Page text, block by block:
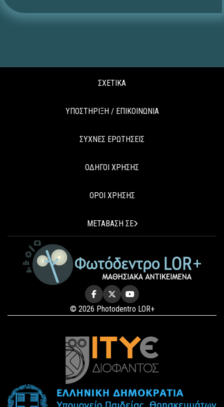
ΣΧΕΤΙΚΑ
ΥΠΟΣΤΗΡΙΞΗ / ΕΠΙΚΟΙΝΩΝΙΑ
ΣΥΧΝΕΣ ΕΡΩΤΗΣΕΙΣ
ΟΔΗΓΟΙ ΧΡΗΣΗΣ
ΟΡΟΙ ΧΡΗΣΗΣ
ΜΕΤΑΒΑΣΗ ΣΕ
© 2026 Photodentro LOR+